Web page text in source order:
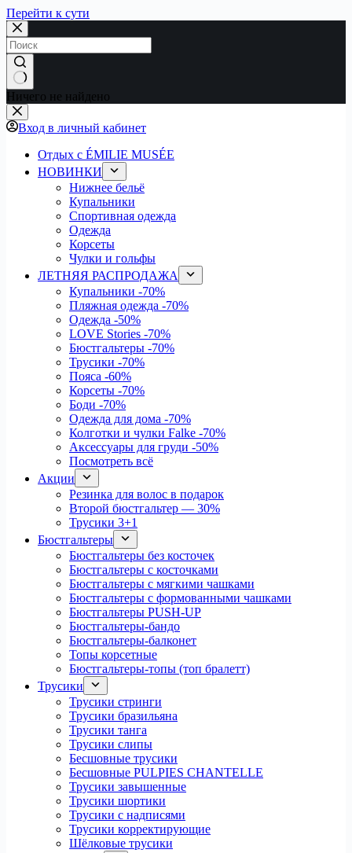
Перейти к сути
Ничего не найдено
Вход в личный кабинет
Отдых с ÉMILIE MUSÉE
НОВИНКИ
Нижнее бельё
Купальники
Спортивная одежда
Одежда
Корсеты
Чулки и гольфы
ЛЕТНЯЯ РАСПРОДАЖА
Купальники -70%
Пляжная одежда -70%
Одежда -50%
LOVE Stories -70%
Бюстгальтеры -70%
Трусики -70%
Пояса -60%
Корсеты -70%
Боди -70%
Одежда для дома -70%
Колготки и чулки Falke -70%
Аксессуары для груди -50%
Посмотреть всё
Акции
Резинка для волос в подарок
Второй бюстгальтер — 30%
Трусики 3+1
Бюстгальтеры
Бюстгальтеры без косточек
Бюстгальтеры с косточками
Бюстгальтеры с мягкими чашками
Бюстгальтеры с формованными чашками
Бюстгальтеры PUSH-UP
Бюстгальтеры-бандо
Бюстгальтеры-балконет
Топы корсетные
Бюстгальтеры-топы (топ бралетт)
Трусики
Трусики стринги
Трусики бразильяна
Трусики танга
Трусики слипы
Бесшовные трусики
Бесшовные PULPIES CHANTELLE
Трусики завышенные
Трусики шортики
Трусики с надписями
Трусики корректирующие
Шёлковые трусики